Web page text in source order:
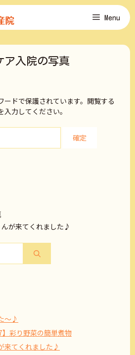
Menu
入院の写真
ードで保護されています。閲覧する
力してください。
んが来てくれました♪
～♪
】彩り野菜の簡単煮物
来てくれました♪